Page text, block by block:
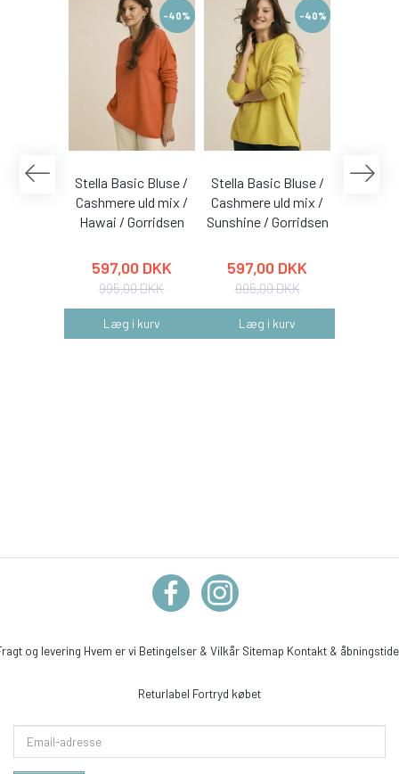
-40%
Stella Basic Bluse /
Cashmere uld mix /
Hawai / Gorridsen
597,00 DKK
995,00 DKK
Læg i kurv
-40%
Stella Basic Bluse /
Cashmere uld mix /
Sunshine / Gorridsen
597,00 DKK
995,00 DKK
Læg i kurv
Stella
og levering Hvem er vi Betingelser & Vilkår Sitemap Kontakt &
Returlabel Fortryd købet
adresse